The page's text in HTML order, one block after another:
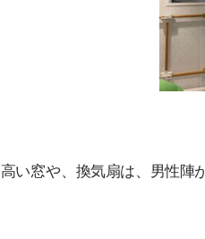
高い窓や、換気扇は、男性陣